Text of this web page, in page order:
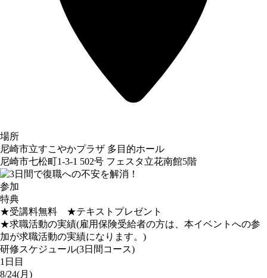
場所
尼崎市立すこやかプラザ 多目的ホール
尼崎市七松町1-3-1 502号 フェスタ立花南館5階
参加
特典
★受講料無料 ★テキストプレゼント
★求職活動の実績(雇用保険受給者の方は、本イベントへの参
加が求職活動の実績になります。)
研修スケジュール(3日間コース)
1日目
8/24(月)